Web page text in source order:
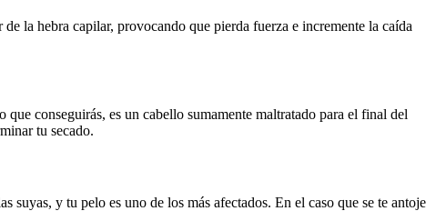
la hebra capilar, provocando que pierda fuerza e incremente la caída
conseguirás, es un cabello sumamente maltratado para el final del
tu secado.
suyas, y tu pelo es uno de los más afectados. En el caso que se te antoje